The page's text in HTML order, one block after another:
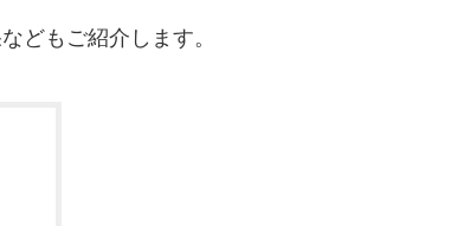
どもご紹介します。